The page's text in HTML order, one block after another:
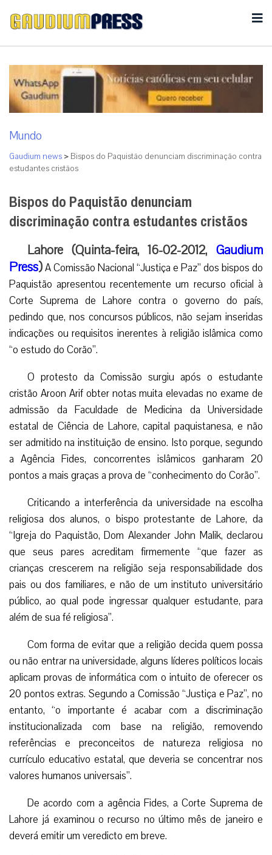
Mundo
Gaudium news > Bispos do Paquistão denunciam discriminação contra
estudantes cristãos
Bispos do Paquistão denunciam
discriminação contra estudantes cristãos
Lahore (Quinta-feira, 16-02-2012, Gaudium
Press)A Comissão Nacional “Justiça e Paz” dos bispos do
Paquistão apresentou recentemente um recurso oficial à
Corte Suprema de Lahore contra o governo do país,
pedindo que, nos concursos públicos, não sejam inseridas
indicações ou requisitos inerentes à religião islâmica como
“o estudo do Corão”.
O protesto da Comissão surgiu após o estudante
cristão Aroon Arif obter notas muita elevadas no exame de
admissão da Faculdade de Medicina da Universidade
estatal de Ciência de Lahore, capital paquistanesa, e não
ser admitido na instituição de ensino. Isto porque, segundo
a Agência Fides, concorrentes islâmicos ganharam 20
pontos a mais graças a prova de “conhecimento do Corão”.
Criticando a interferência da universidade na escolha
religiosa dos alunos, o bispo protestante de Lahore, da
“Igreja do Paquistão, Dom Alexander John Malik, declarou
que seus pares acreditam firmemente “que fazer as
crianças crescerem na religião seja responsabilidade dos
pais ou dos familiares, e não de um instituto universitário
público, ao qual pode ingressar qualquer estudante, para
além de sua fé religiosa”.
Com forma de evitar que a religião decida quem possa
ou não entrar na universidade, alguns líderes políticos locais
aplicam provas de informática com o intuito de oferecer os
20 pontos extras. Segundo a Comissão “Justiça e Paz”, no
entanto, “o importante é acabar com a discriminação
institucionalizada com base na religião, removendo
referências e preconceitos de natureza religiosa no
currículo educativo estatal, que deveria se concentrar nos
valores humanos universais”.
De acordo com a agência Fides, a Corte Suprema de
Lahore já examinou o recurso no último mês de janeiro e
deverá emitir um veredicto em breve.